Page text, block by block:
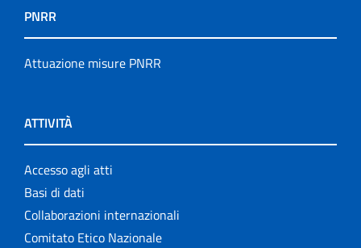
PNRR
Attuazione misure PNRR
ATTIVITÀ
Accesso agli atti
Basi di dati
Collaborazioni internazionali
Comitato Etico Nazionale